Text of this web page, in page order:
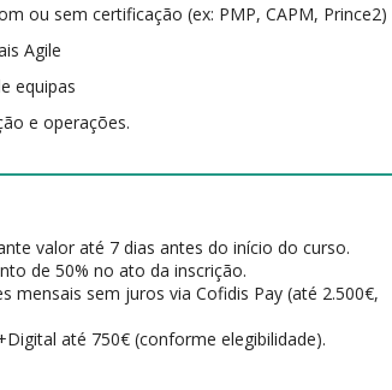
ou sem certificação (ex: PMP, CAPM, Prince2)
Agile
equipas
e operações.
valor até 7 dias antes do início do curso.
de 50% no ato da inscrição.
mensais sem juros via Cofidis Pay (até 2.500€,
até 750€ (conforme elegibilidade).